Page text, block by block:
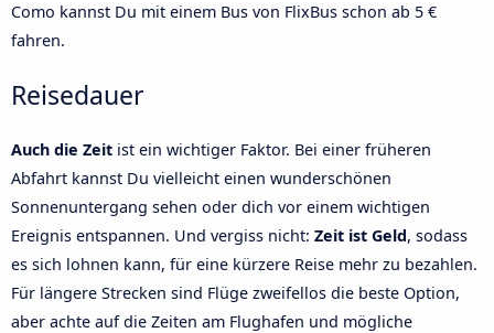
Como kannst Du mit einem Bus von FlixBus schon ab 5 €
fahren.
Reisedauer
Auch die Zeit ist ein wichtiger Faktor. Bei einer früheren
Abfahrt kannst Du vielleicht einen wunderschönen
Sonnenuntergang sehen oder dich vor einem wichtigen
Ereignis entspannen. Und vergiss nicht: Zeit ist Geld, sodass
es sich lohnen kann, für eine kürzere Reise mehr zu bezahlen.
Für längere Strecken sind Flüge zweifellos die beste Option,
aber achte auf die Zeiten am Flughafen und mögliche